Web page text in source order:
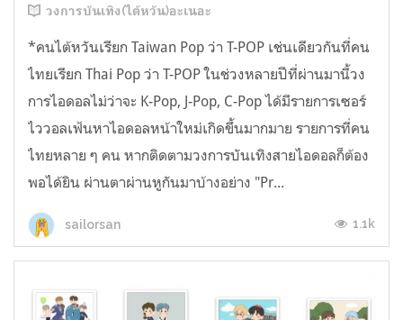
วงการบันเทิง(ไต้หวัน)อะเนอะ
*คนไต้หวันเรียก Taiwan Pop ว่า T-POP เช่นเดียวกันที่คน
ไทยเรียก Thai Pop ว่า T-POP ในช่วงหลายปีที่ผ่านมานี้วง
การไอดอลไม่ว่าจะ K-Pop, J-Pop, C-Pop ได้มีรายการเซอร์
ไววอลเฟ้นหาไอดอลหน้าใหม่เกิดขึ้นมากมาย รายการที่คน
ไทยหลาย ๆ คน หากติดตามวงการบันเทิงสายไอดอลก็ต้อง
พอได้ยิน ผ่านตาผ่านหูกันมาบ้างอย่าง "Pr...
sailorsan 1.1k